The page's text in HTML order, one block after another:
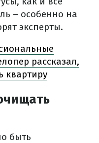
– особенно на
эксперты.
рассказал,
квартиру
быть